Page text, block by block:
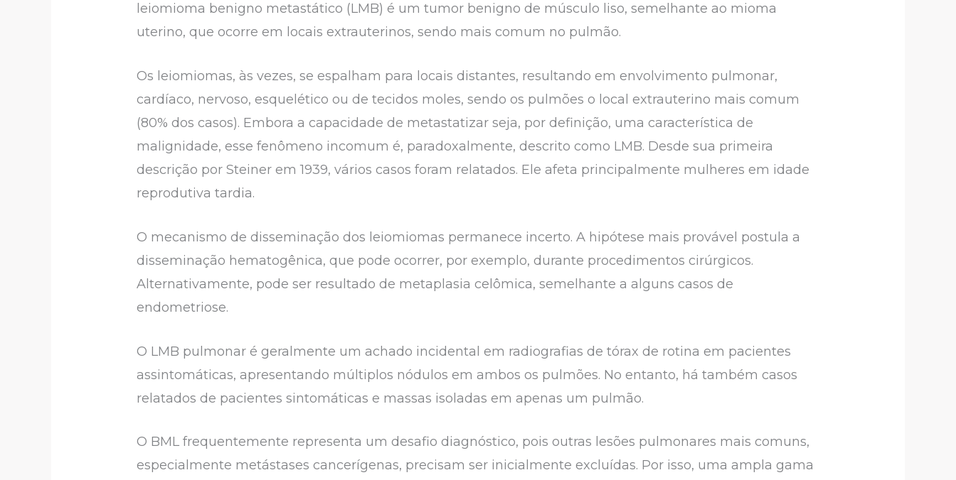
leiomioma benigno metastático (LMB) é um tumor benigno de músculo liso, semelhante ao mioma
uterino, que ocorre em locais extrauterinos, sendo mais comum no pulmão.
Os leiomiomas, às vezes, se espalham para locais distantes, resultando em envolvimento pulmonar,
cardíaco, nervoso, esquelético ou de tecidos moles, sendo os pulmões o local extrauterino mais comum
(80% dos casos). Embora a capacidade de metastatizar seja, por definição, uma característica de
malignidade, esse fenômeno incomum é, paradoxalmente, descrito como LMB. Desde sua primeira
descrição por Steiner em 1939, vários casos foram relatados. Ele afeta principalmente mulheres em idade
reprodutiva tardia.
O mecanismo de disseminação dos leiomiomas permanece incerto. A hipótese mais provável postula a
disseminação hematogênica, que pode ocorrer, por exemplo, durante procedimentos cirúrgicos.
Alternativamente, pode ser resultado de metaplasia celômica, semelhante a alguns casos de
endometriose.
O LMB pulmonar é geralmente um achado incidental em radiografias de tórax de rotina em pacientes
assintomáticas, apresentando múltiplos nódulos em ambos os pulmões. No entanto, há também casos
relatados de pacientes sintomáticas e massas isoladas em apenas um pulmão.
O BML frequentemente representa um desafio diagnóstico, pois outras lesões pulmonares mais comuns,
especialmente metástases cancerígenas, precisam ser inicialmente excluídas. Por isso, uma ampla gama